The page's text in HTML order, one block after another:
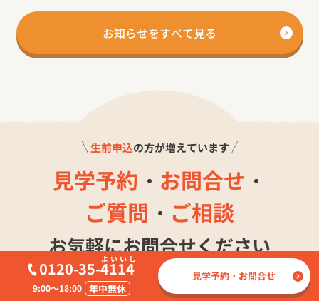
お知らせをすべて見る
0120-35-4114
9:00～18:00 年中無休
見学予約・お問合せ
生前申込の方が増えています
見学予約 ・ お問合せ ・
ご質問 ・ ご相談
お気軽にお問合せください